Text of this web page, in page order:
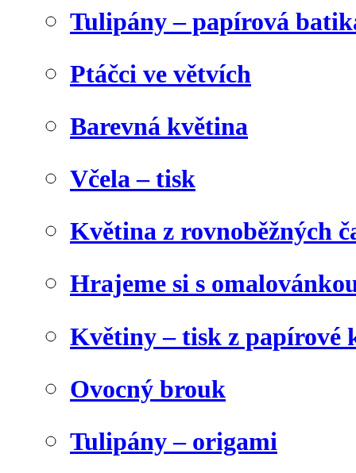
Tulipány – papírová
Ptáčci ve větvích
Barevná květina
Včela – tisk
Květina z rovnoběžných
Hrajeme si s
Květiny – tisk z papírové
Ovocný brouk
Tulipány – origami